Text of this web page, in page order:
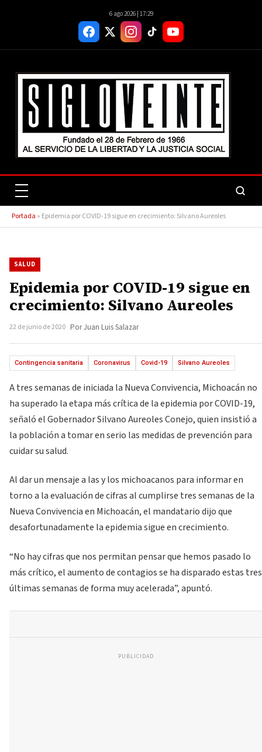
6 ago 2026 | 17:29
Portada » Epidemia por COVID-19 sigue en crecimiento: Silvano Aureoles
SALUD
Epidemia por COVID-19 sigue en
crecimiento: Silvano Aureoles
22 de junio de 2020 Por Juan Luis Salazar
Contingencia sanitaria Coronavirus Covid-19 Silvano Aureoles
A tres semanas de iniciada la Nueva Convivencia, Michoacán no
ha superado la etapa más crítica de la epidemia por COVID-19,
señaló el Gobernador Silvano Aureoles Conejo, quien insistió a
la población a tomar en serio las medidas de prevención para
cuidar su salud.
Al dar un mensaje a las y los michoacanos para informar en
torno a la evaluación de cifras al cumplirse tres semanas de la
Nueva Convivencia en Michoacán, el mandatario dijo que
desafortunadamente la epidemia sigue en crecimiento.
“No hay cifras que nos permitan pensar que hemos pasado lo
más crítico, el aumento de contagios se ha disparado estas tres
últimas semanas de forma muy acelerada”, apuntó.
PUBLICIDAD